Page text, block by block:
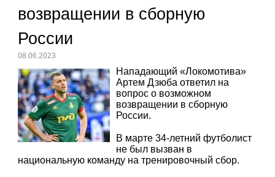
возвращении в сборную
России
08.06.2023
Нападающий «Локомотива»
Артем Дзюба ответил на
вопрос о возможном
возвращении в сборную
России.
В марте 34-летний футболист
не был вызван в
национальную команду на тренировочный сбор.